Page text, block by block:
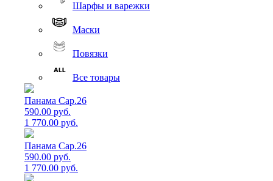
Шарфы и варежки
Маски
Повязки
Все товары
Панама Cap.26
590.00 руб.
1 770.00 руб.
Панама Cap.26
590.00 руб.
1 770.00 руб.